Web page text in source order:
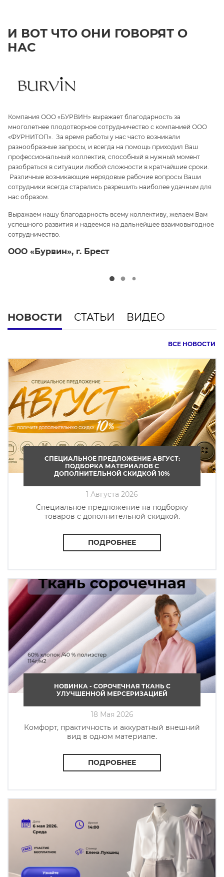
И ВОТ ЧТО ОНИ ГОВОРЯТ О
НАС
Компания ООО «БУРВИН» выражает благодарность за
многолетнее плодотворное сотрудничество с компанией ООО
«ФУРНИТОП». За время работы у нас часто возникали
разнообразные запросы, и всегда на помощь приходил Ваш
профессиональный коллектив, способный в нужный момент
разобраться в ситуации любой сложности в кратчайшие сроки.
Различные возникающие нерядовые рабочие вопросы Ваши
сотрудники всегда старались разрешить наиболее удачным для
нас образом.
Выражаем нашу благодарность всему коллективу, желаем Вам
успешного развития и надеемся на дальнейшее взаимовыгодное
сотрудничество.
ООО «Бурвин», г. Брест
НОВОСТИ СТАТЬИ ВИДЕО
СПЕЦИАЛЬНОЕ ПРЕДЛОЖЕНИЕ АВГУСТ:
ПОДБОРКА МАТЕРИАЛОВ С
ДОПОЛНИТЕЛЬНОЙ СКИДКОЙ 10%
1 Августа 2026
Cпециальное предложение на подборку
товаров с дополнительной скидкой.
ПОДРОБНЕЕ
НОВИНКА - СОРОЧЕЧНАЯ ТКАНЬ C
УЛУЧШЕННОЙ МЕРСЕРИЗАЦИЕЙ
18 Мая 2026
Комфорт, практичность и аккуратный внешний
вид в одном материале.
ПОДРОБНЕЕ
ВСЕ НОВОСТИ